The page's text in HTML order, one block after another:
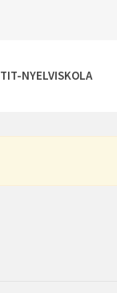
TIT-NYELVISKOLA